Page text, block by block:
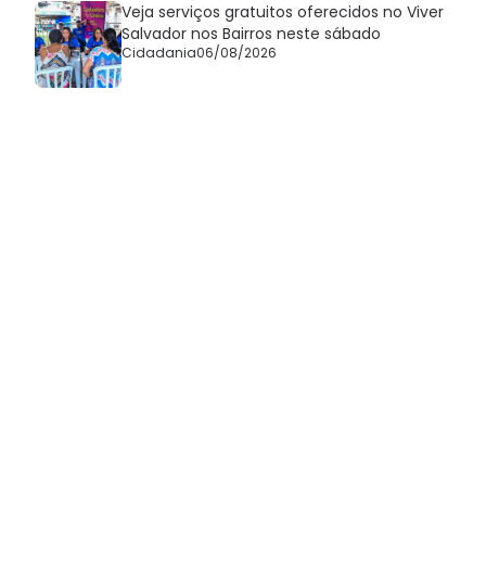
Veja serviços gratuitos oferecidos no Viver
Salvador nos Bairros neste sábado
Cidadania06/08/2026